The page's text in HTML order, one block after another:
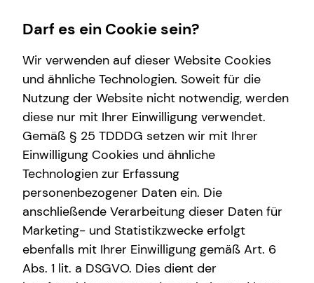
Immobilienfinanzierung
Zinsrechner
Finanzierungswege
Energetische Sanierung
Service
Kundenportal
Schadenabwicklung
Wissenswertes
Über tecis
Karriere-Infos
Karrierechancen
Darf es ein Cookie sein?
Wir verwenden auf dieser Website Cookies
und ähnliche Technologien. Soweit für die
Nutzung der Website nicht notwendig, werden
diese nur mit Ihrer Einwilligung verwendet.
Gemäß § 25 TDDDG setzen wir mit Ihrer
Einwilligung Cookies und ähnliche
Technologien zur Erfassung
personenbezogener Daten ein. Die
anschließende Verarbeitung dieser Daten für
Marketing- und Statistikzwecke erfolgt
ebenfalls mit Ihrer Einwilligung gemäß Art. 6
Abs. 1 lit. a DSGVO. Dies dient der